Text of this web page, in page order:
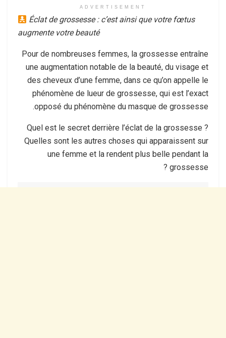
ADVERTISEMENT
Éclat de grossesse : c’est ainsi que votre fœtus
augmente votre beauté
Pour de nombreuses femmes, la grossesse entraîne
une augmentation notable de la beauté, du visage et
des cheveux d’une femme, dans ce qu’on appelle le
phénomène de lueur de grossesse, qui est l’exact
opposé du phénomène du masque de grossesse.
Quel est le secret derrière l’éclat de la grossesse ?
Quelles sont les autres choses qui apparaissent sur
une femme et la rendent plus belle pendant la
grossesse ?